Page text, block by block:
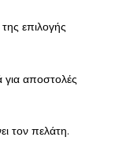
επιλογής
αποστολές
τον πελάτη.